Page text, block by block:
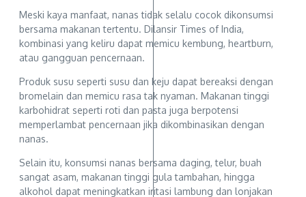
Meski kaya manfaat, nanas tidak selalu cocok dikonsumsi
bersama makanan tertentu. Dilansir Times of India,
kombinasi yang keliru dapat memicu kembung, heartburn,
atau gangguan pencernaan.
Produk susu seperti susu dan keju dapat bereaksi dengan
bromelain dan memicu rasa tak nyaman. Makanan tinggi
karbohidrat seperti roti dan pasta juga berpotensi
memperlambat pencernaan jika dikombinasikan dengan
nanas.
Selain itu, konsumsi nanas bersama daging, telur, buah
sangat asam, makanan tinggi gula tambahan, hingga
alkohol dapat meningkatkan iritasi lambung dan lonjakan